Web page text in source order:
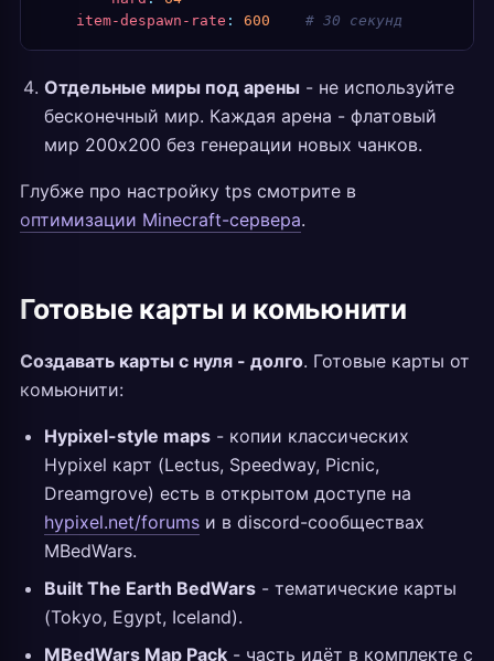
    item-despawn-rate
: 600
    # 30 секунд
Отдельные миры под арены - не используйте
бесконечный мир. Каждая арена - флатовый
мир 200x200 без генерации новых чанков.
Глубже про настройку tps смотрите в
оптимизации Minecraft-сервера.
Готовые карты и комьюнити
Создавать карты с нуля - долго. Готовые карты от
комьюнити:
Hypixel-style maps - копии классических
Hypixel карт (Lectus, Speedway, Picnic,
Dreamgrove) есть в открытом доступе на
hypixel.net/forums и в discord-сообществах
MBedWars.
Built The Earth BedWars - тематические карты
(Tokyo, Egypt, Iceland).
MBedWars Map Pack - часть идёт в комплекте с